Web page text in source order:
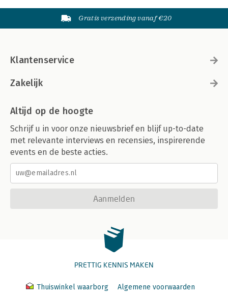
Gratis verzending vanaf €20
Klantenservice
Zakelijk
Altijd op de hoogte
Schrijf u in voor onze nieuwsbrief en blijf up-to-date
met relevante interviews en recensies, inspirerende
events en de beste acties.
Aanmelden
PRETTIG KENNIS MAKEN
Thuiswinkel waarborg Algemene voorwaarden